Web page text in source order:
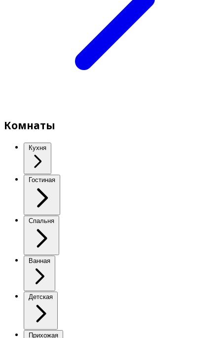
Комнаты
Кухня
Гостиная
Спальня
Ванная
Детская
Прихожая